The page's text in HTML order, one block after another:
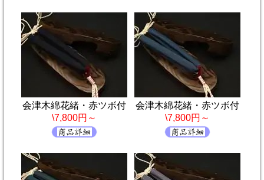
会津木綿花緒・赤ツボ付
\7,800円～
会津木綿花緒・赤ツボ付
\7,800円～